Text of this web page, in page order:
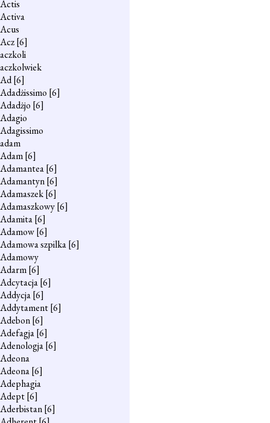
Actis
Activa
Acus
Acz[6]
aczkoli
aczkolwiek
Ad[6]
Adadżissimo [6]
Adadżjo [6]
Adagio
Adagissimo
adam
Adam[6]
Adamantea[6]
Adamantyn[6]
Adamaszek[6]
Adamaszkowy[6]
Adamita[6]
Adamow[6]
Adamowa szpilka[6]
Adamowy
Adarm[6]
Adcytacja[6]
Addycja[6]
Addytament[6]
Adebon[6]
Adefagja[6]
Adenologja[6]
Adeona
Adeona[6]
Adephagia
Adept[6]
Aderbistan[6]